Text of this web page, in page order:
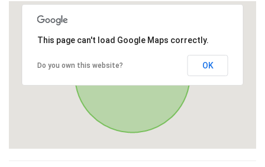
This page can't load Google Maps correctly.
Do you own this website? OK